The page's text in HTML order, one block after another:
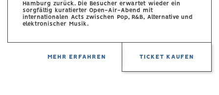
Hamburg zurück. Die Besucher erwartet wieder ein
sorgfältig kuratierter Open-Air-Abend mit
internationalen Acts zwischen Pop, R&B, Alternative und
elektronischer Musik.
MEHR ERFAHREN TICKET KAUFEN